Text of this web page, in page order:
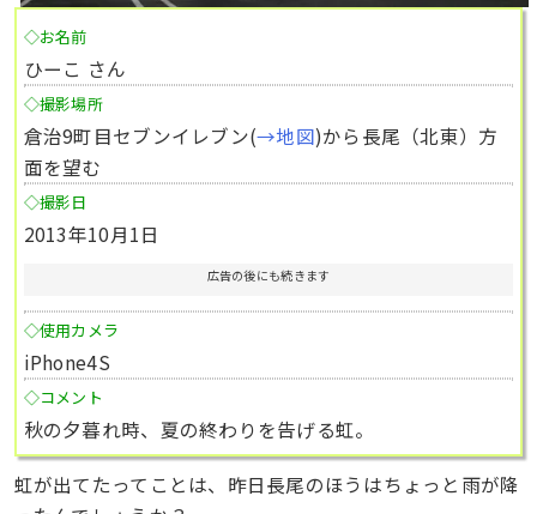
◇お名前
ひーこ さん
◇撮影場所
倉治9町目セブンイレブン(→地図)から長尾（北東）方
面を望む
◇撮影日
2013年10月1日
広告の後にも続きます
◇使用カメラ
iPhone4S
◇コメント
秋の夕暮れ時、夏の終わりを告げる虹。
虹が出てたってことは、昨日長尾のほうはちょっと雨が降